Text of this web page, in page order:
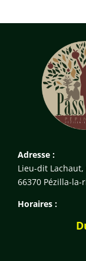
Adresse :
Lieu-dit
66370 Pézilla-la-
Horaires :